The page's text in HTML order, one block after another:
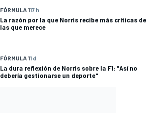
FÓRMULA 117 h
La razón por la que Norris recibe más críticas de
las que merece
FÓRMULA 11 d
La dura reflexión de Norris sobre la F1: "Así no
debería gestionarse un deporte"